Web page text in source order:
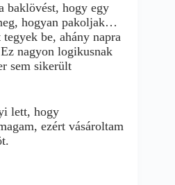
baklövést, hogy egy
hogyan pakoljak…
be, ahány napra
nagyon logikusnak
sem sikerült
lett, hogy
ezért vásároltam